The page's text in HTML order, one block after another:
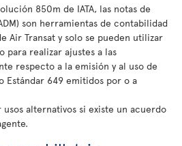
850m de IATA, las notas de
son herramientas de contabilidad
Air Transat y solo se pueden utilizar
para realizar ajustes a las
respecto a la emisión y al uso de
Estándar 649 emitidos por o a
usos alternativos si existe un acuerdo